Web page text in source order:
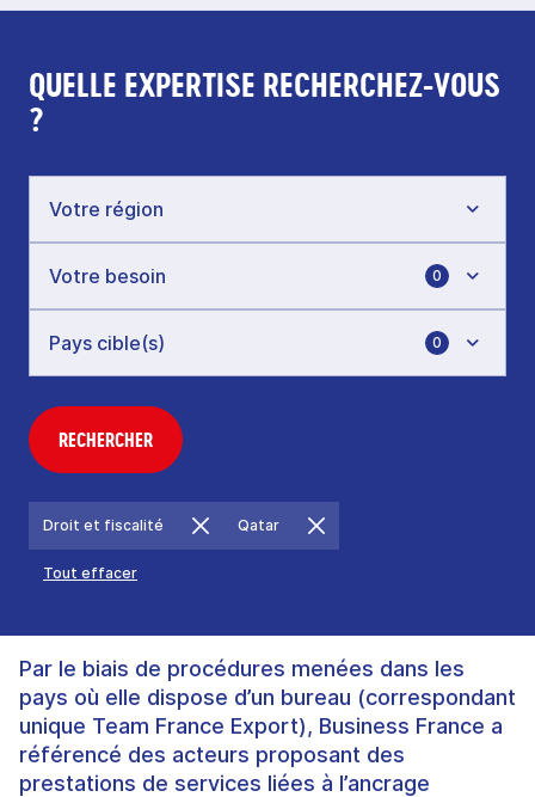
QUELLE EXPERTISE RECHERCHEZ-VOUS
?
0
0
RECHERCHER
Droit et fiscalité Qatar
Tout effacer
Par le biais de procédures menées dans les
pays où elle dispose d’un bureau (correspondant
unique Team France Export), Business France a
référencé des acteurs proposant des
prestations de services liées à l’ancrage